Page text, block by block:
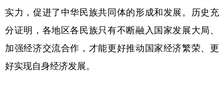
实力，促进了中华民族共同体的形成和发展。历史充
分证明，各地区各民族只有不断融入国家发展大局、
加强经济交流合作，才能更好推动国家经济繁荣、更
好实现自身经济发展。